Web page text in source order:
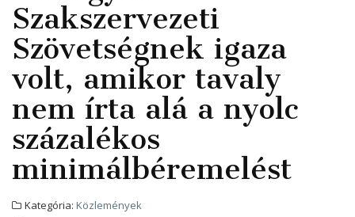
Szakszervezeti
Szövetségnek igaza
volt, amikor tavaly
nem írta alá a nyolc
százalékos
minimálbéremelést
Kategória: Közlemények